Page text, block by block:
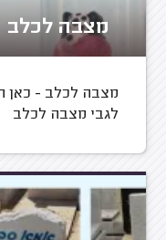
מצבה לכלב
מצבה לכלב - כאן
לגבי מצבה לכלב